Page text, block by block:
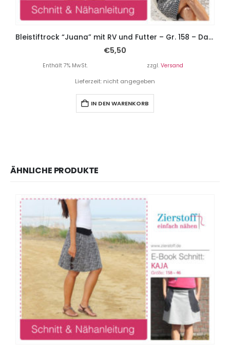
Bleistiftrock “Juana” mit RV und Futter – Gr. 158 – Damengr. 46
€5,50
Enthält 7% MwSt. zzgl. Versand
Lieferzeit: nicht angegeben
IN DEN WARENKORB
ÄHNLICHE PRODUKTE